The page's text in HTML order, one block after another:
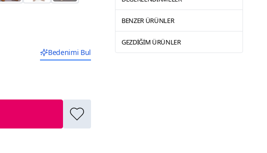
Bedenimi Bul
BENZER ÜRÜNLER
GEZDIĞIM ÜRÜNLER